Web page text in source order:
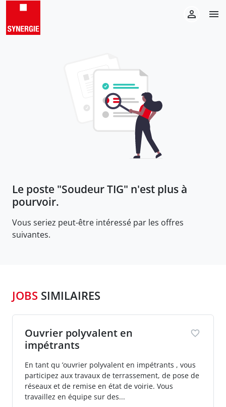
Le poste "Soudeur TIG" n'est plus à
pourvoir.
Vous seriez peut-être intéressé par les offres
suivantes.
JOBS SIMILAIRES
Ouvrier polyvalent en
impétrants
En tant qu ’ouvrier polyvalent en impétrants , vous
participez aux travaux de terrassement, de pose de
réseaux et de remise en état de voirie. Vous
travaillez en équipe sur des...